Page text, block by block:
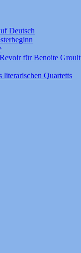
Deutsch
für Benoite Groult
literarischen Quartetts